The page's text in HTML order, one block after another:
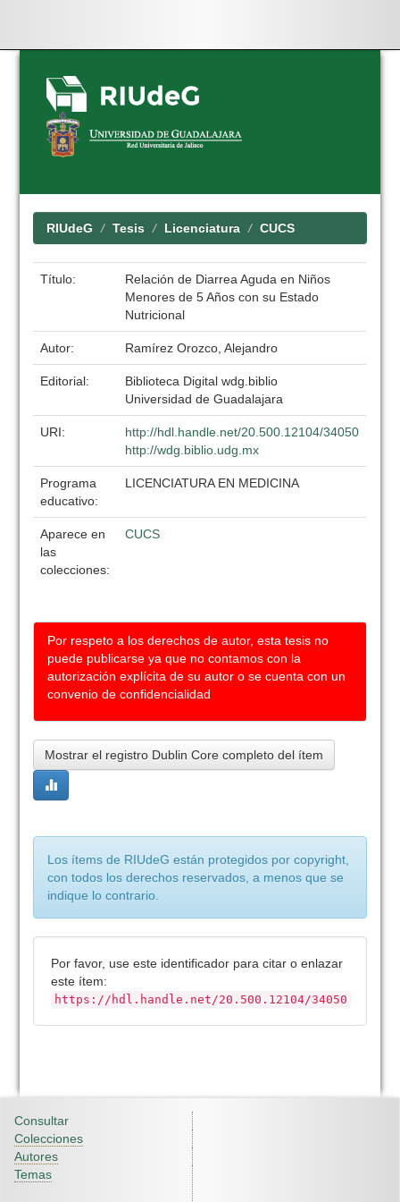
Skip
navigation
RIUdeG Tesis Licenciatura CUCS
Título:
Relación de Diarrea Aguda en Niños
Menores de 5 Años con su Estado
Nutricional
Autor: Ramírez Orozco, Alejandro
Editorial:
Biblioteca Digital wdg.biblio
Universidad de Guadalajara
URI:
http://hdl.handle.net/20.500.12104/34050
http://wdg.biblio.udg.mx
Programa
educativo:
LICENCIATURA EN MEDICINA
Aparece en
las
colecciones:
CUCS
Por respeto a los derechos de autor, esta tesis no
puede publicarse ya que no contamos con la
autorización explícita de su autor o se cuenta con un
convenio de confidencialidad
Mostrar el registro Dublin Core completo del ítem
Los ítems de RIUdeG están protegidos por copyright,
con todos los derechos reservados, a menos que se
indique lo contrario.
Por favor, use este identificador para citar o enlazar
este ítem:
https://hdl.handle.net/20.500.12104/34050
Consultar
Colecciones
Autores
Temas